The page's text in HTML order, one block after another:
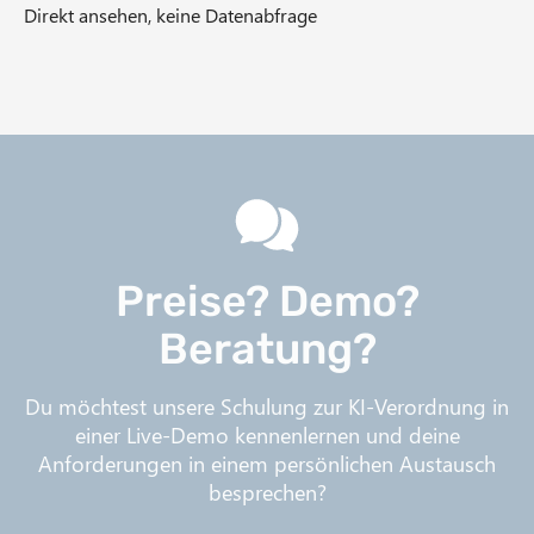
Direkt ansehen, keine Datenabfrage
Preise? Demo?
Beratung?
Du möchtest unsere Schulung zur KI-Verordnung in
einer Live-Demo kennenlernen und deine
Anforderungen in einem persönlichen Austausch
besprechen?